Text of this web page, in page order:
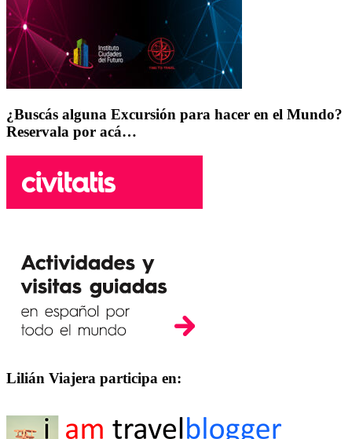
¿Buscás alguna Excursión para hacer en el Mundo?
Reservala por acá…
Lilián Viajera participa en: